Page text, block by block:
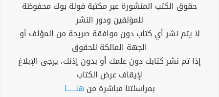
حقوق الكتب المنشورة عبر مكتبة فولة بوك محفوظة
للمؤلفين ودور النشر
لا يتم نشر أي كتاب دون موافقة صريحة من المؤلف أو
الجهة المالكة للحقوق
إذا تم نشر كتابك دون علمك أو بدون إذنك، يرجى الإبلاغ
لإيقاف عرض الكتاب
بمراسلتنا مباشرة من هنــــــا